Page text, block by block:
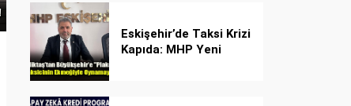
Eskişehir’de Taksi Krizi
Kapıda: MHP Yeni